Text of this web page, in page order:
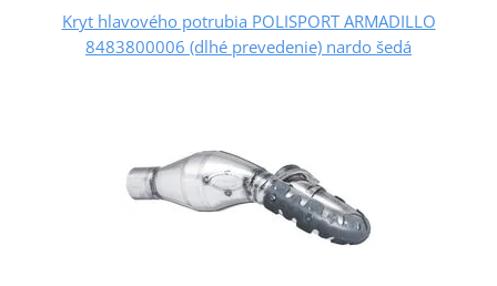
Kryt hlavového potrubia POLISPORT ARMADILLO
8483800006 (dlhé prevedenie) nardo šedá